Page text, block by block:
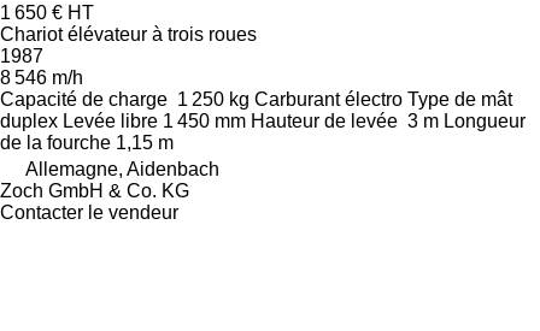
1 650 € HT
Chariot élévateur à trois roues
1987
8 546 m/h
Capacité de charge 1 250 kg Carburant électro Type de mât
duplex Levée libre 1 450 mm Hauteur de levée 3 m Longueur
de la fourche 1,15 m
Allemagne, Aidenbach
Zoch GmbH & Co. KG
Contacter le vendeur